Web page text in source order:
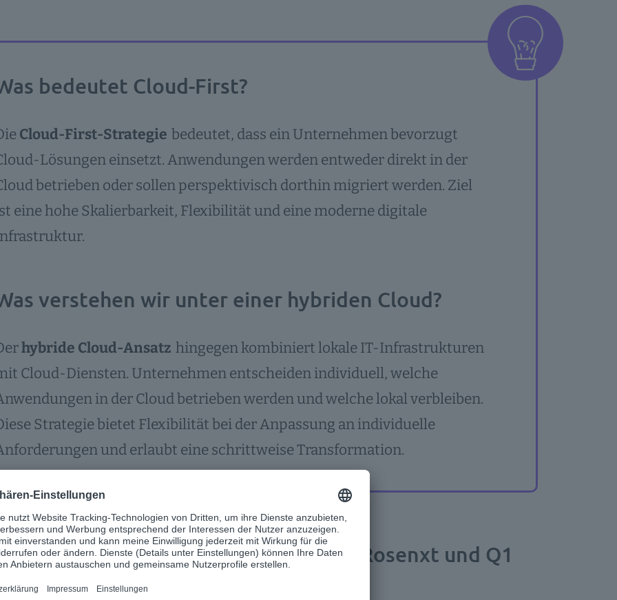
bedeutet Cloud-First?
Cloud-First-Strategie bedeutet, dass ein Unternehmen bevorzugt
Lösungen einsetzt. Anwendungen werden entweder direkt in der
betrieben oder sollen perspektivisch dorthin migriert werden. Ziel
eine hohe Skalierbarkeit, Flexibilität und eine moderne digitale
verstehen wir unter einer hybriden Cloud?
hybride Cloud-Ansatz hingegen kombiniert lokale IT-Infrastrukturen
Cloud-Diensten. Unternehmen entscheiden individuell, welche
in der Cloud betrieben werden und welche lokal verbleiben.
Strategie bietet Flexibilität bei der Anpassung an individuelle
und erlaubt eine schrittweise Transformation.
Ausgangssituationen bei Rosenxt und Q1